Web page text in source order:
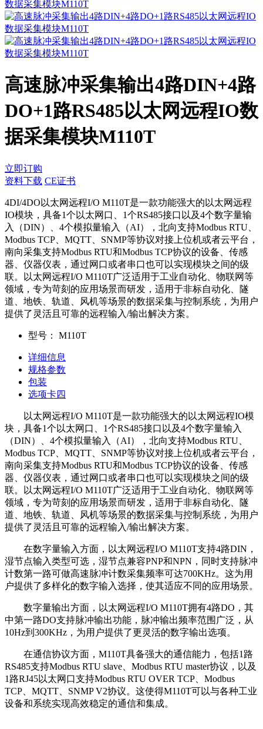
高速脉冲采集输出4路DIN+4路
DO+1路RS485以太网远程IO数
据采集模块M110T
立即订购
资料下载 CE证书
4DI/4DO以太网远程I/O M110T是一款功能强大的以太网远程
IO模块，具备1个以太网口、1个RS485接口以及4个数字量输
入（DIN）、4个模拟量输入（AI），北向支持Modbus RTU、
Modbus TCP、MQTT、SNMP等协议对接上位机或者云平台，
南向采集支持Modbus RTU和Modbus TCP协议的设备、传感
器、仪器仪表，通过网口或者串口也可以实现模块之间的级
联。以太网远程I/O M110T广泛适用于工业自动化、物联网等
领域，专为苛刻的应用场景而研发，适用于非标自动化、隧
道、地铁、轨道、风机等场景的数据采集与控制系统，为用户
提供了灵活且可靠的远程输入/输出解决方案。
型号： M110T
详细信息
规格参数
包装
选项卡四
以太网远程I/O M110T是一款功能强大的以太网远程IO模
块，具备1个以太网口、1个RS485接口以及4个数字量输入
（DIN）、4个模拟量输入（AI），北向支持Modbus RTU、
Modbus TCP、MQTT、SNMP等协议对接上位机或者云平台，
南向采集支持Modbus RTU和Modbus TCP协议的设备、传感
器、仪器仪表，通过网口或者串口也可以实现模块之间的级
联。以太网远程I/O M110T广泛适用于工业自动化、物联网等
领域，专为苛刻的应用场景而研发，适用于非标自动化、隧
道、地铁、轨道、风机等场景的数据采集与控制系统，为用户
提供了灵活且可靠的远程输入/输出解决方案。
在数字量输入方面，以太网远程I/O M110T支持4路DIN，
湿节点输入类型可选，湿节点兼容PNP和NPN，同时支持脉冲
计数第一路可做高速脉冲计数采集频率可达700KHz。这为用
户提供了多样化的数字输入选择，使其适应不同的应用场景。
数字量输出方面，以太网远程I/O M110T拥有4路DO，其
中第一路DO支持脉冲输出功能，脉冲输出频率范围广泛，从
10Hz到300KHz，为用户提供了更灵活的数字输出选项。
在通信协议方面，M110T具备强大的通信能力，包括1路
RS485支持Modbus RTU slave、Modbus RTU master协议，以及
1路RJ45以太网口支持Modbus RTU OVER TCP、Modbus
TCP、MQTT、SNMP V2协议。这使得M110T可以与各种工业
设备和系统实现高效稳定的通信和集成。